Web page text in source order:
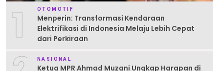
1 OTOMOTIF
Menperin: Transformasi Kendaraan
Elektrifikasi di Indonesia Melaju Lebih Cepat
dari Perkiraan
NASIONAL
Ketua MPR Ahmad Muzani Ungkap Harapan di